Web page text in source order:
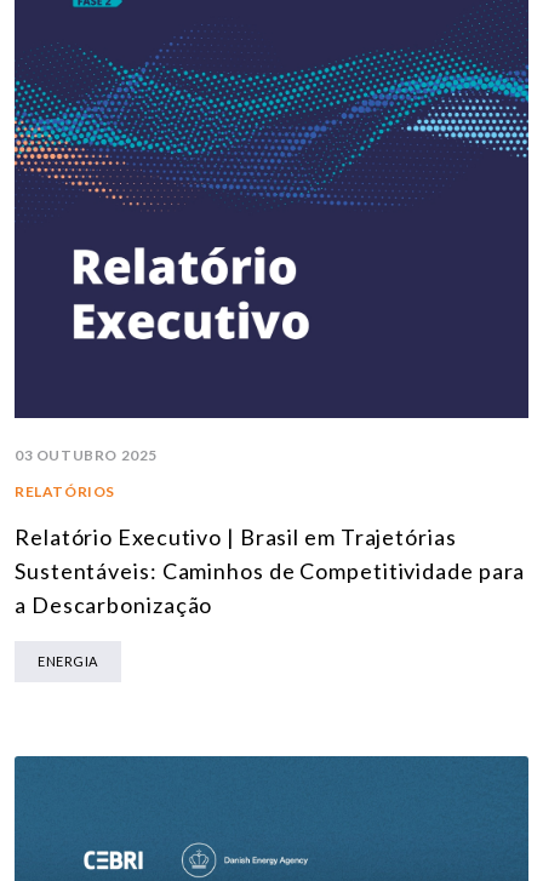
03 OUTUBRO 2025
RELATÓRIOS
Relatório Executivo | Brasil em Trajetórias
Sustentáveis: Caminhos de Competitividade para
a Descarbonização
ENERGIA